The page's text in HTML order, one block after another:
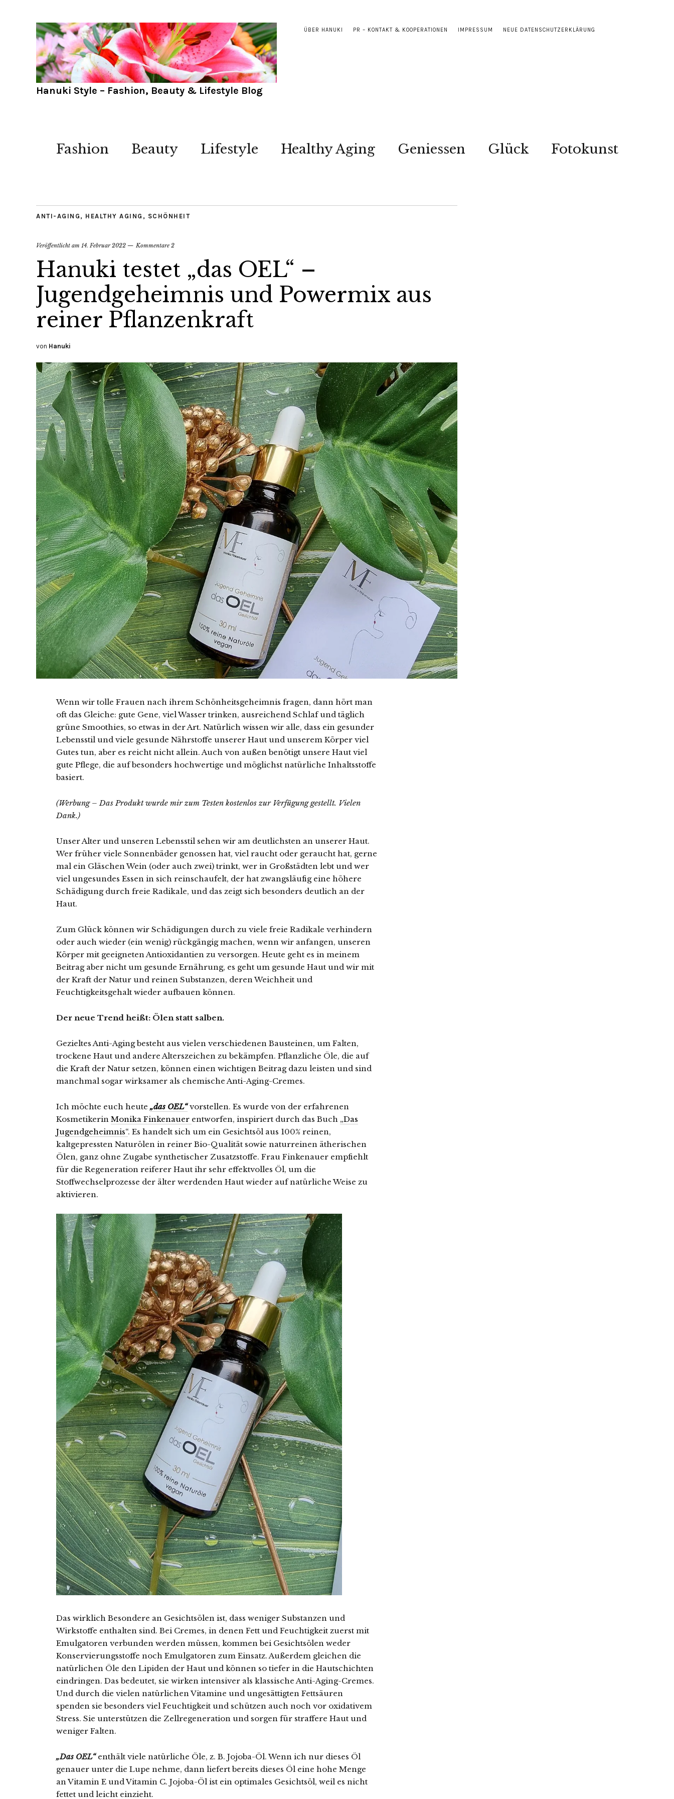
ÜBER HANUKI PR – KONTAKT & KOOPERATIONEN IMPRESSUM NEUE DATENSCHUTZERKLÄRUNG
Hanuki Style – Fashion, Beauty & Lifestyle Blog
Fashion Beauty Lifestyle Healthy Aging Geniessen Glück Fotokunst
ANTI-AGING , HEALTHY AGING , SCHÖNHEIT
Veröffentlicht am 14. Februar 2022 Kommentare 2
Hanuki testet „das OEL“ –
Jugendgeheimnis und Powermix aus
reiner Pflanzenkraft
von Hanuki
Wenn wir tolle Frauen nach ihrem Schönheitsgeheimnis fragen, dann hört man
oft das Gleiche: gute Gene, viel Wasser trinken, ausreichend Schlaf und täglich
grüne Smoothies, so etwas in der Art. Natürlich wissen wir alle, dass ein gesunder
Lebensstil und viele gesunde Nährstoffe unserer Haut und unserem Körper viel
Gutes tun, aber es reicht nicht allein. Auch von außen benötigt unsere Haut viel
gute Pflege, die auf besonders hochwertige und möglichst natürliche Inhaltsstoffe
basiert.
(Werbung – Das Produkt wurde mir zum Testen kostenlos zur Verfügung gestellt. Vielen
Dank.)
Unser Alter und unseren Lebensstil sehen wir am deutlichsten an unserer Haut.
Wer früher viele Sonnenbäder genossen hat, viel raucht oder geraucht hat, gerne
mal ein Gläschen Wein (oder auch zwei) trinkt, wer in Großstädten lebt und wer
viel ungesundes Essen in sich reinschaufelt, der hat zwangsläufig eine höhere
Schädigung durch freie Radikale, und das zeigt sich besonders deutlich an der
Haut.
Zum Glück können wir Schädigungen durch zu viele freie Radikale verhindern
oder auch wieder (ein wenig) rückgängig machen, wenn wir anfangen, unseren
Körper mit geeigneten Antioxidantien zu versorgen. Heute geht es in meinem
Beitrag aber nicht um gesunde Ernährung, es geht um gesunde Haut und wir mit
der Kraft der Natur und reinen Substanzen, deren Weichheit und
Feuchtigkeitsgehalt wieder aufbauen können.
Der neue Trend heißt: Ölen statt salben.
Gezieltes Anti-Aging besteht aus vielen verschiedenen Bausteinen, um Falten,
trockene Haut und andere Alterszeichen zu bekämpfen. Pflanzliche Öle, die auf
die Kraft der Natur setzen, können einen wichtigen Beitrag dazu leisten und sind
manchmal sogar wirksamer als chemische Anti-Aging-Cremes.
Ich möchte euch heute „das OEL“vorstellen. Es wurde von der erfahrenen
Kosmetikerin Monika Finkenauer entworfen, inspiriert durch das Buch „Das
Jugendgeheimnis“. Es handelt sich um ein Gesichtsöl aus 100% reinen,
kaltgepressten Naturölen in reiner Bio-Qualität sowie naturreinen ätherischen
Ölen, ganz ohne Zugabe synthetischer Zusatzstoffe. Frau Finkenauer empfiehlt
für die Regeneration reiferer Haut ihr sehr effektvolles Öl, um die
Stoffwechselprozesse der älter werdenden Haut wieder auf natürliche Weise zu
aktivieren.
Das wirklich Besondere an Gesichtsölen ist, dass weniger Substanzen und
Wirkstoffe enthalten sind. Bei Cremes, in denen Fett und Feuchtigkeit zuerst mit
Emulgatoren verbunden werden müssen, kommen bei Gesichtsölen weder
Konservierungsstoffe noch Emulgatoren zum Einsatz. Außerdem gleichen die
natürlichen Öle den Lipiden der Haut und können so tiefer in die Hautschichten
eindringen. Das bedeutet, sie wirken intensiver als klassische Anti-Aging-Cremes.
Und durch die vielen natürlichen Vitamine und ungesättigten Fettsäuren
spenden sie besonders viel Feuchtigkeit und schützen auch noch vor oxidativem
Stress. Sie unterstützen die Zellregeneration und sorgen für straffere Haut und
weniger Falten.
„Das OEL“ enthält viele natürliche Öle, z. B. Jojoba-Öl. Wenn ich nur dieses Öl
genauer unter die Lupe nehme, dann liefert bereits dieses Öl eine hohe Menge
an Vitamin E und Vitamin C. Jojoba-Öl ist ein optimales Gesichtsöl, weil es nicht
fettet und leicht einzieht.